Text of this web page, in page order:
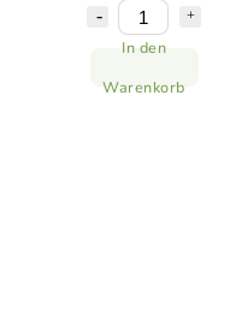
In den
Warenkorb